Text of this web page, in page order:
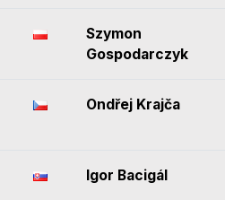
Szymon
Gospodarczyk
Ondřej Krajča
Igor Bacigál